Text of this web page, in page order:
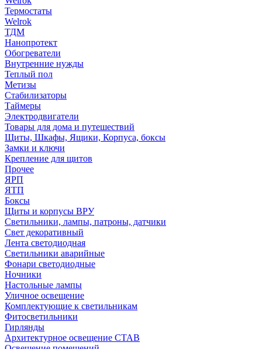
Термостаты
Welrok
ТДМ
Нанопротект
Обогреватели
Внутренние нужды
Теплый пол
Метизы
Стабилизаторы
Таймеры
Электродвигатели
Товары для дома и путешествий
Щиты, Шкафы, Ящики, Корпуса, боксы
Замки и ключи
Крепление для щитов
Прочее
ЯРП
ЯТП
Боксы
Щиты и корпусы ВРУ
Светильники, лампы, патроны, датчики
Свет декоративный
Лента светодиодная
Светильники аварийные
Фонари светодиодные
Ночники
Настольные лампы
Уличное освещение
Комплектующие к светильникам
Фитосветильники
Гирлянды
Архитектурное освещение СТАВ